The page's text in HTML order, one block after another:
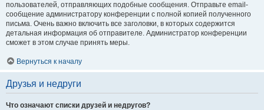
пользователей, отправляющих подобные сообщения. Отправьте email-
сообщение администратору конференции с полной копией полученного
письма. Очень важно включить все заголовки, в которых содержится
детальная информация об отправителе. Администратор конференции
сможет в этом случае принять меры.
Вернуться к началу
Друзья и недруги
Что означают списки друзей и недругов?